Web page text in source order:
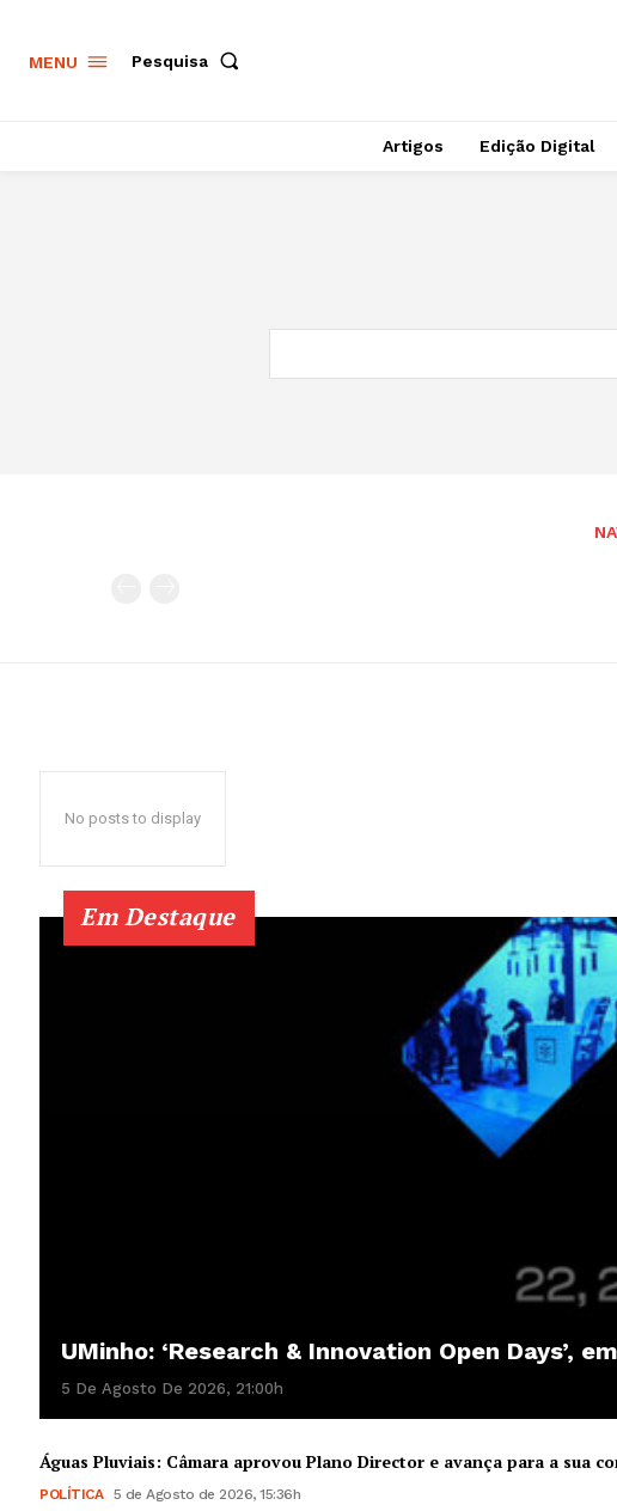
MENU Pesquisa
Artigos Edição Digital
No posts to display
Em Destaque
UMinho: ‘Research & Innovation Open Days’,
5 De Agosto De 2026, 21:00h
Águas Pluviais: Câmara aprovou Plano Director e avança para a sua
POLÍTICA 5 de Agosto de 2026, 15:36h